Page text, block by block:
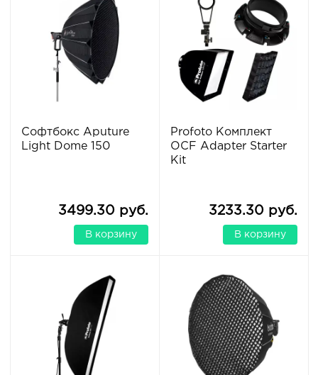
Софтбокс Aputure
Light Dome 150
3499.30 руб.
В корзину
Profoto Комплект
OCF Adapter Starter
Kit
3233.30 руб.
В корзину